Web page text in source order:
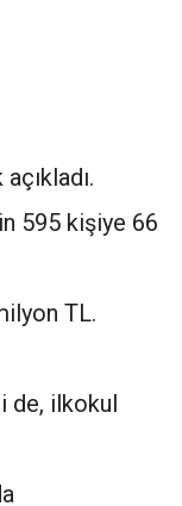
595 kişiye 66
TL.
de, ilkokul